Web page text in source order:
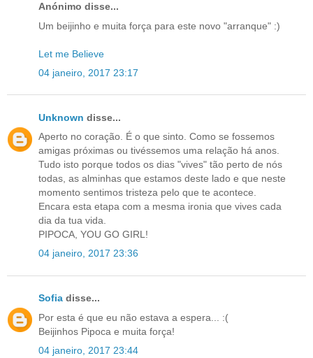
Anónimo disse...
Um beijinho e muita força para este novo "arranque" :)
Let me Believe
04 janeiro, 2017 23:17
Unknown disse...
Aperto no coração. É o que sinto. Como se fossemos
amigas próximas ou tivéssemos uma relação há anos.
Tudo isto porque todos os dias "vives" tão perto de nós
todas, as alminhas que estamos deste lado e que neste
momento sentimos tristeza pelo que te acontece.
Encara esta etapa com a mesma ironia que vives cada
dia da tua vida.
PIPOCA, YOU GO GIRL!
04 janeiro, 2017 23:36
Sofia disse...
Por esta é que eu não estava a espera... :(
Beijinhos Pipoca e muita força!
04 janeiro, 2017 23:44